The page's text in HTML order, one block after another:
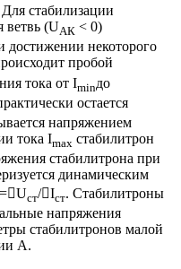
Для стабилизации
ветвь (UАК < 0)
достижении некоторого
пробой
тока от Iminдо
остается
напряжением
тока Imax стабилитрон
стабилитрона при
динамическим
=Uст/Iст. Стабилитроны
напряжения
стабилитронов малой
А.